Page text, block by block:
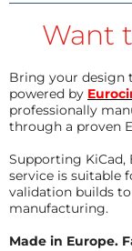
Want
Bring your design
powered by
professionally
through a proven
Supporting KiCad,
service is suitable
validation builds
manufacturing.
Made in Europe.